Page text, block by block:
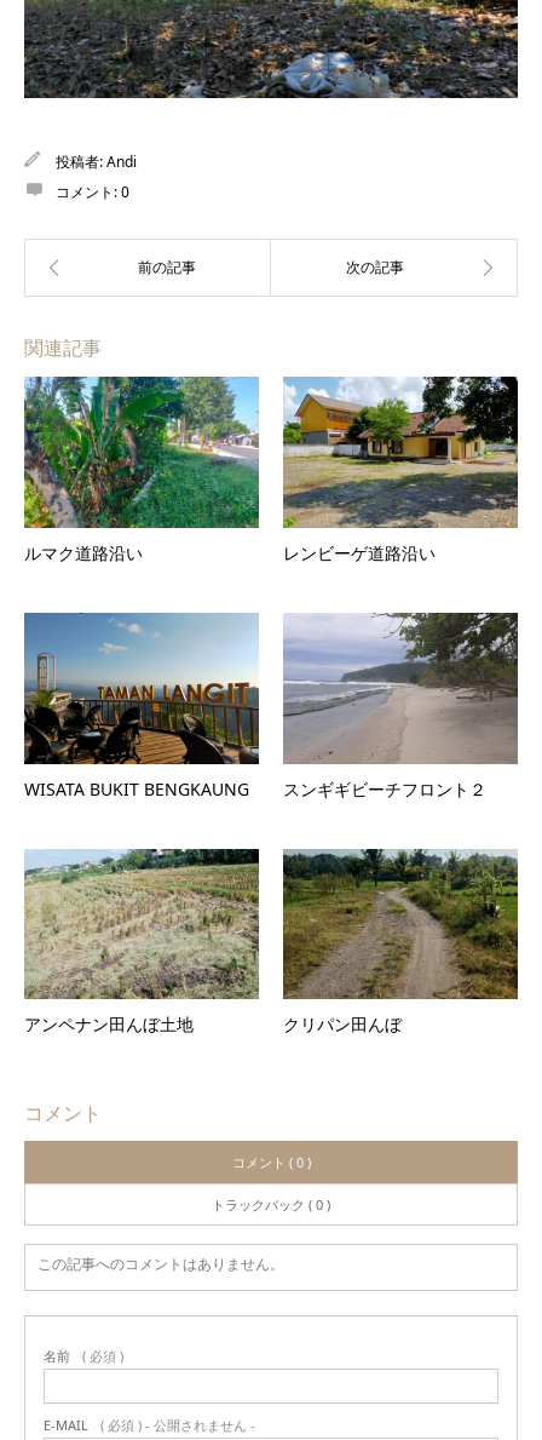
投稿者:Andi
コメント:0
関連記事
ルマク道路沿い レンビーゲ道路沿い
WISATA BUKIT BENGKAUNG スンギギビーチフロント２
アンペナン田んぼ土地 クリパン田んぼ
コメント
コメント ( 0 )
トラックバック ( 0 )
この記事へのコメントはありません。
名前 ( 必須 )
E-MAIL ( 必須 ) - 公開されません -